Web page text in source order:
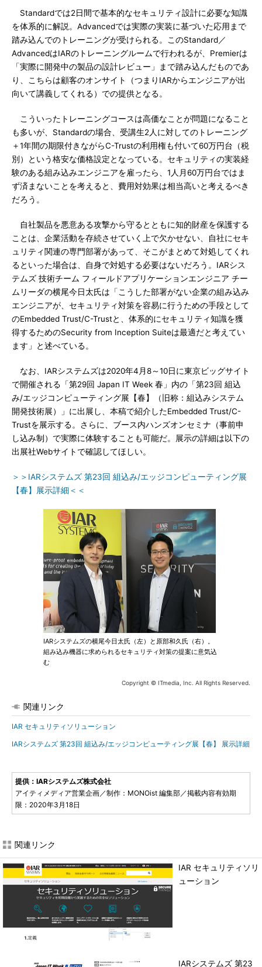
Standardでは2日間で基本的なセキュリティ設計に必要な知識
を体系的に解説。Advancedでは実際の実装に基づいた応用まで
踏み込んでのトレーニングが受けられる。このStandard／
AdvancedはIARのトレーニングルームで行われるが、Premierは
「実際に開発中の製品の設計レビュー」まで踏み込んだものであ
り、こちらは顧客のオンサイト（つまりIARからエンジニアが出
向いて講義してくれる）での提供となる。
こういったトレーニングコースは高価なことが問題になること
も多いが、Standardの場合、受講生2人に対してのトレーニング
＋1年間の期限付きながらC-Trustの利用権も付いて60万円台（税
別）という格安な価格設定となっている。セキュリティの実装経
験のある組み込みエンジニアを雇ったら、1人月60万円台ではま
ず済まないことを考えると、費用対効果は相当高いと考えるべき
だろう。
自社製品を悪意ある攻撃から守るとともに知的財産を保護する
ことは、企業活動を存続させていく上で欠かせない、自社にセキ
ュリティ関連の専門部署があって、そこがまとめて対処してくれ
るといった場合は、自身で対処する必要はないだろう。IARシス
テムズ 技術チーム フィールドアプリケーションエンジニア チー
ムリーダの横尾今日太氏は「こうした部署がない企業の組み込み
エンジニアが、セキュリティ対策を容易に行うための手段として
のEmbedded Trust/C-Trustと、体系的にセキュリティ知識を獲
得するためのSecurity from Inception Suiteは最適だと考えてい
ます」と述べている。
なお、IARシステムズは2020年4月8～10日に東京ビッグサイト
で開催される「第29回 Japan IT Week 春」内の「第23回 組込
み/エッジコンピューティング展【春】（旧称：組込みシステム
開発技術展）」に出展し、本稿で紹介したEmbedded Trust/C-
Trustを展示する。さらに、ブース内ハンズオンセミナ（事前申
し込み制）で実際に体験することも可能だ。展示の詳細は以下の
出展社Webサイトで確認してほしい。
＞＞IARシステムズ 第23回 組込み/エッジコンピューティング展
【春】展示詳細＜＜
IARシステムズの横尾今日太氏（左）と原部和久氏（右）。
組み込み機器に求められるセキュリティ対策の提案に意気込
む
Copyright © ITmedia, Inc. All Rights Reserved.
関連リンク
IAR セキュリティソリューション
IARシステムズ 第23回 組込み/エッジコンピューティング展【春】 展示詳細
提供：IARシステムズ株式会社
アイティメディア営業企画／制作：MONOist 編集部／掲載内容有効期
限：2020年3月18日
関連リンク
IAR セキュリティソリ
ューション
IARシステムズ 第23